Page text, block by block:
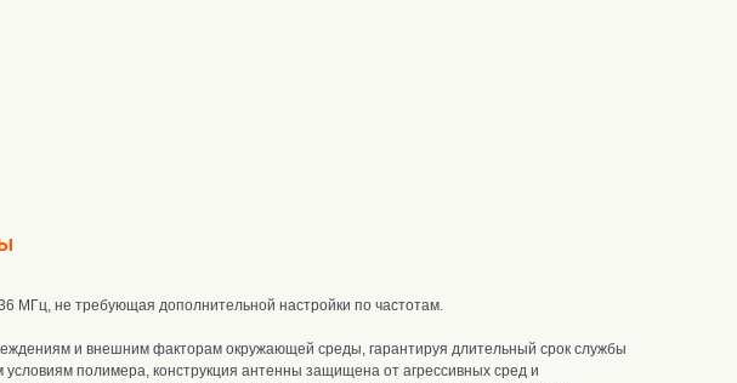
МГц, не требующая дополнительной настройки по частотам.
и внешним факторам окружающей среды, гарантируя длительный срок службы
полимера, конструкция антенны защищена от агрессивных сред и